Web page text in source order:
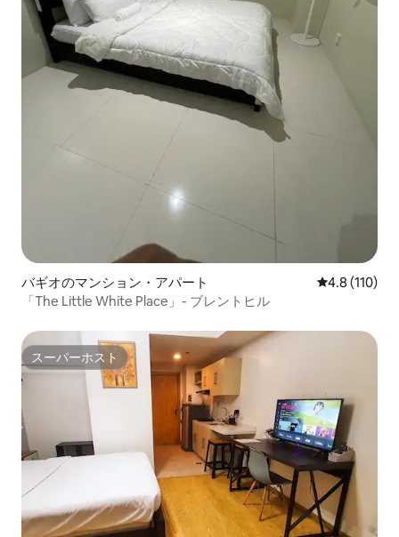
バギオのマンション・アパート レビュー110
4.8 (110)
「The Little White Place」- ブレントヒル
スーパーホスト
スーパーホスト